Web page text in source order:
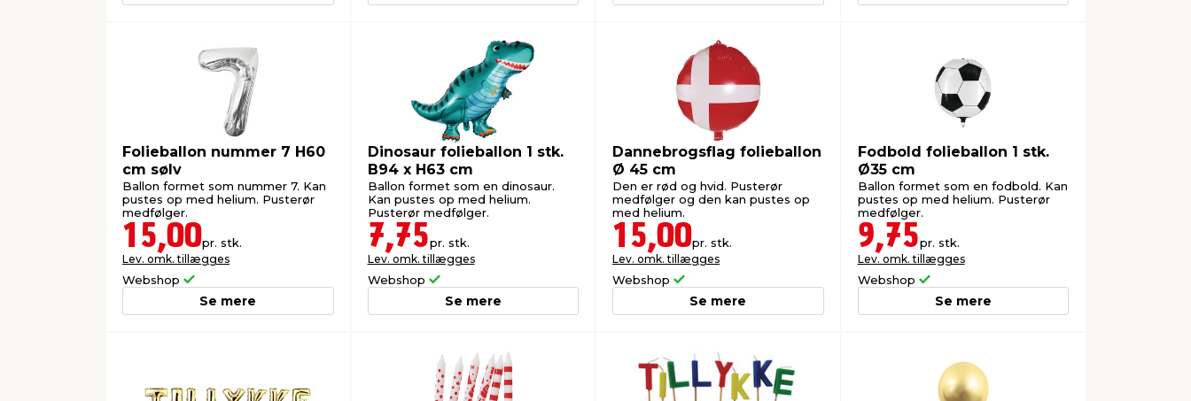
Folieballon nummer 7 H60
cm sølv
Ballon formet som nummer 7. Kan
pustes op med helium. Pusterør
medfølger.
15,00pr. stk.
Lev. omk. tillægges
Webshop
Se mere
Dinosaur folieballon 1 stk.
B94 x H63 cm
Ballon formet som en dinosaur.
Kan pustes op med helium.
Pusterør medfølger.
7,75pr. stk.
Lev. omk. tillægges
Webshop
Se mere
Dannebrogsflag folieballon
Ø 45 cm
Den er rød og hvid. Pusterør
medfølger og den kan pustes op
med helium.
15,00pr. stk.
Lev. omk. tillægges
Webshop
Se mere
Fodbold folieballon 1 stk.
Ø35 cm
Ballon formet som en fodbold. Kan
pustes op med helium. Pusterør
medfølger.
9,75pr. stk.
Lev. omk. tillægges
Webshop
Se mere